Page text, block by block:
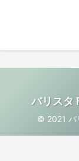
バリスタ
© 2021 バ